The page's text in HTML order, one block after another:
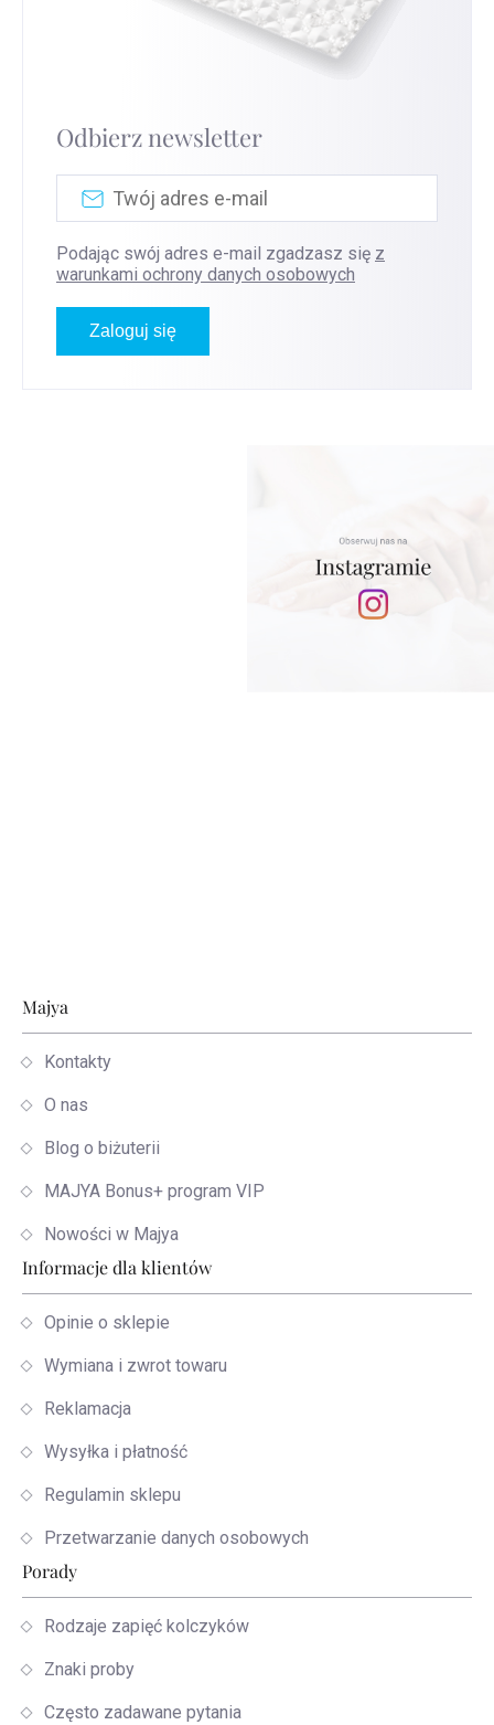
Odbierz newsletter
Podając swój adres e-mail zgadzasz się z
warunkami ochrony danych osobowych
Zaloguj się
Stopka
Majya
Kontakty
O nas
Blog o biżuterii
MAJYA Bonus+ program VIP
Nowości w Majya
Informacje dla klientów
Opinie o sklepie
Wymiana i zwrot towaru
Reklamacja
Wysyłka i płatność
Regulamin sklepu
Przetwarzanie danych osobowych
Porady
Rodzaje zapięć kolczyków
Znaki proby
Często zadawane pytania